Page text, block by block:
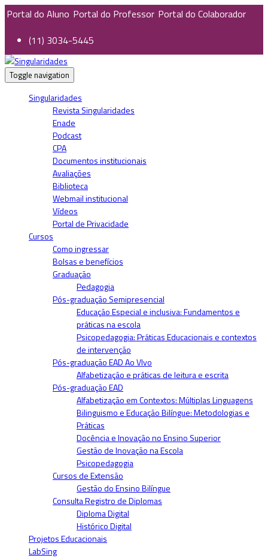
Portal do Aluno Portal do Professor Portal do Colaborador
(11) 3034-5445
Toggle navigation
Singularidades
Revista Singularidades
Enade
Podcast
CPA
Documentos institucionais
Avaliações
Biblioteca
Webmail institucional
Vídeos
Portal de Privacidade
Cursos
Como ingressar
Bolsas e benefícios
Graduação
Pedagogia
Pós-graduação Semipresencial
Educação Especial e inclusiva: Fundamentos e
práticas na escola
Psicopedagogia: Práticas Educacionais e contextos
de intervenção
Pós-graduação EAD Ao VIvo
Alfabetização e práticas de leitura e escrita
Pós-graduação EAD
Alfabetização em Contextos: Múltiplas Linguagens
Bilinguismo e Educação Bilíngue: Metodologias e
Práticas
Docência e Inovação no Ensino Superior
Gestão de Inovação na Escola
Psicopedagogia
Cursos de Extensão
Gestão do Ensino Bilíngue
Consulta Registro de Diplomas
Diploma Digital
Histórico Digital
Projetos Educacionais
LabSing